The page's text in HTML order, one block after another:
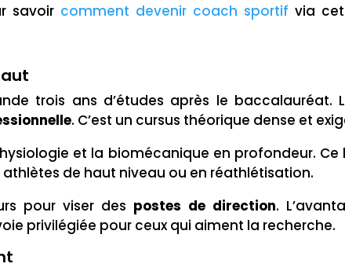
savoir comment devenir coach sportif via
trois ans d’études après le baccalauréat.
. C’est un cursus théorique dense et
et la biomécanique en profondeur. Ce
de haut niveau ou en réathlétisation.
pour viser des postes de direction.
privilégiée pour ceux qui aiment la recherche.